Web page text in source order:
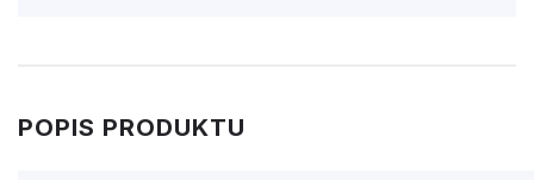
POPIS PRODUKTU